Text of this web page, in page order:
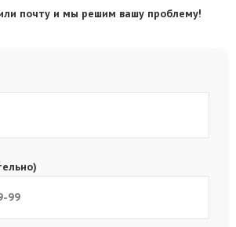
почту и мы решим вашу проблему!